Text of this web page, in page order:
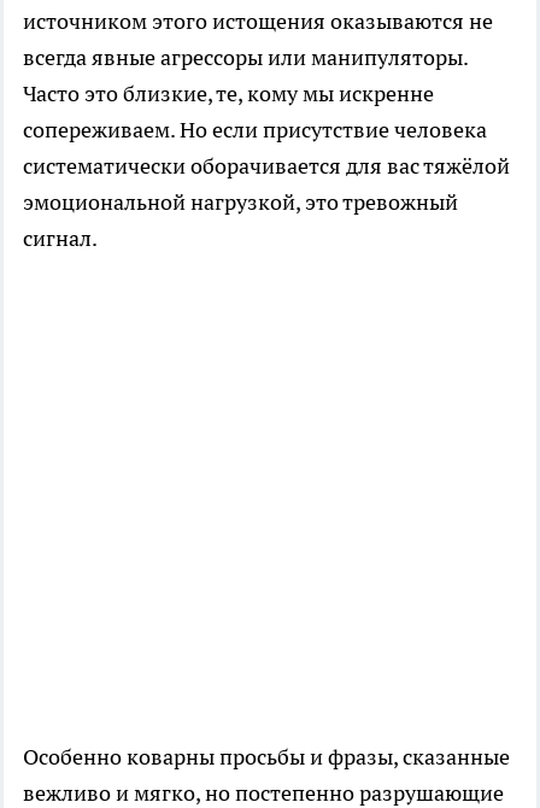
источником этого истощения оказываются не
всегда явные агрессоры или манипуляторы.
Часто это близкие, те, кому мы искренне
сопереживаем. Но если присутствие человека
систематически оборачивается для вас тяжёлой
эмоциональной нагрузкой, это тревожный
сигнал.
Особенно коварны просьбы и фразы, сказанные
вежливо и мягко, но постепенно разрушающие